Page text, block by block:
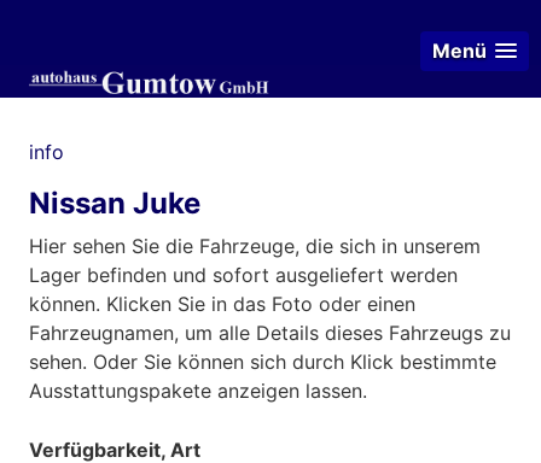
Menü
info
Nissan Juke
Hier sehen Sie die Fahrzeuge, die sich in unserem
Lager befinden und sofort ausgeliefert werden
können. Klicken Sie in das Foto oder einen
Fahrzeugnamen, um alle Details dieses Fahrzeugs zu
sehen. Oder Sie können sich durch Klick bestimmte
Ausstattungspakete anzeigen lassen.
Verfügbarkeit, Art